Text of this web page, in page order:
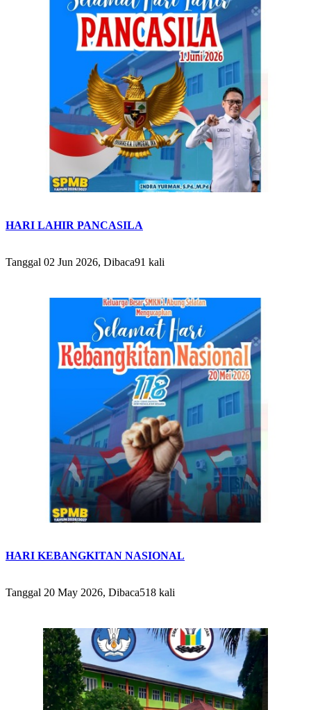
HARI LAHIR PANCASILA
Tanggal 02 Jun 2026, Dibaca91 kali
HARI KEBANGKITAN NASIONAL
Tanggal 20 May 2026, Dibaca518 kali